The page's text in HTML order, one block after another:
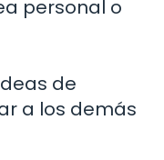
personal o
de
a los demás